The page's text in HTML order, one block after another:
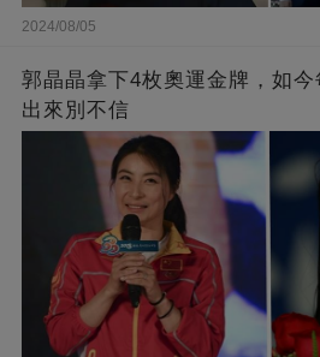
2024/08/05
郭晶晶拿下4枚奧運金牌，如
出來別不信